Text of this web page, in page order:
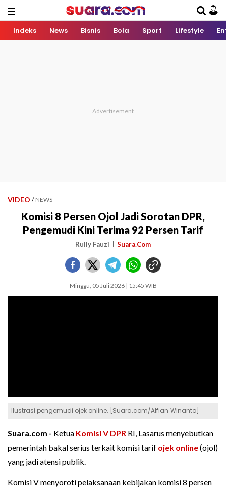
Indeks News Bisnis Bola Sport Lifestyle
VIDEO / NEWS
Komisi 8 Persen Ojol Jadi Sorotan DPR,
Pengemudi Kini Terima 92 Persen Tarif
Rully Fauzi Suara.Com
Minggu, 05 Juli 2026 | 15:45 WIB
Ilustrasi pengemudi ojek online. [Suara.com/Alfian Winanto]
Suara.com - Ketua Komisi V DPR RI, Lasarus menyebutkan
pemerintah bakal serius terkait komisi tarif ojek online(ojol)
yang jadi atensi publik.
Komisi V menyoroti pelaksanaan kebijakan komisi 8 persen